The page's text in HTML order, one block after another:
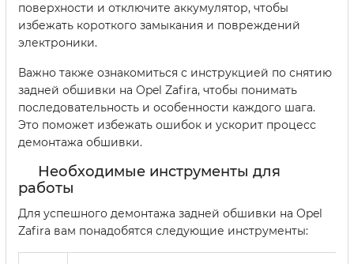
поверхности и отключите аккумулятор, чтобы
избежать короткого замыкания и повреждений
электроники.
Важно также ознакомиться с инструкцией по снятию
задней обшивки на Opel Zafira, чтобы понимать
последовательность и особенности каждого шага.
Это поможет избежать ошибок и ускорит процесс
демонтажа обшивки.
Необходимые инструменты для
работы
Для успешного демонтажа задней обшивки на Opel
Zafira вам понадобятся следующие инструменты: